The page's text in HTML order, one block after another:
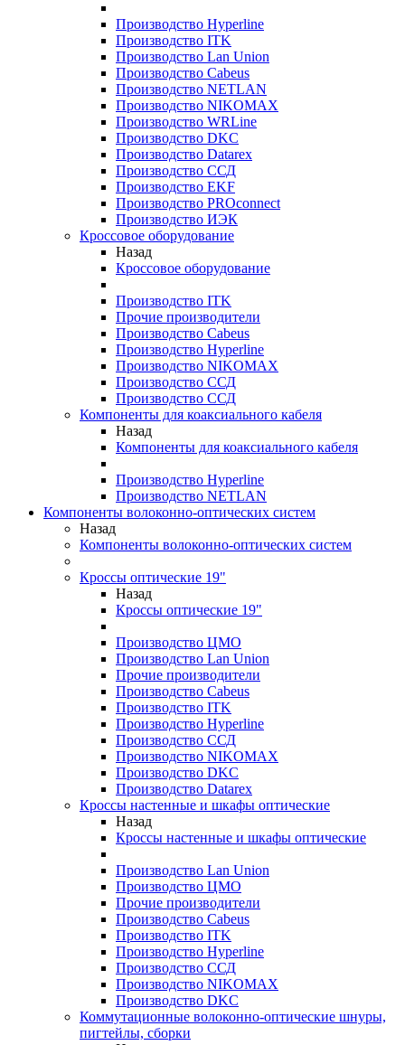
Производство Hyperline
Производство ITK
Производство Lan Union
Производство Cabeus
Производство NETLAN
Производство NIKOMAX
Производство WRLine
Производство DKC
Производство Datarex
Производство ССД
Производство EKF
Производство PROconnect
Производство ИЭК
Кроссовое оборудование
Назад
Кроссовое оборудование
Производство ITK
Прочие производители
Производство Cabeus
Производство Hyperline
Производство NIKOMAX
Производство ССД
Производство ССД
Компоненты для коаксиального кабеля
Назад
Компоненты для коаксиального кабеля
Производство Hyperline
Производство NETLAN
Компоненты волоконно-оптических систем
Назад
Компоненты волоконно-оптических систем
Кроссы оптические 19"
Назад
Кроссы оптические 19"
Производство ЦМО
Производство Lan Union
Прочие производители
Производство Cabeus
Производство ITK
Производство Hyperline
Производство ССД
Производство NIKOMAX
Производство DKC
Производство Datarex
Кроссы настенные и шкафы оптические
Назад
Кроссы настенные и шкафы оптические
Производство Lan Union
Производство ЦМО
Прочие производители
Производство Cabeus
Производство ITK
Производство Hyperline
Производство ССД
Производство NIKOMAX
Производство DKC
Коммутационные волоконно-оптические шнуры,
пигтейлы, сборки